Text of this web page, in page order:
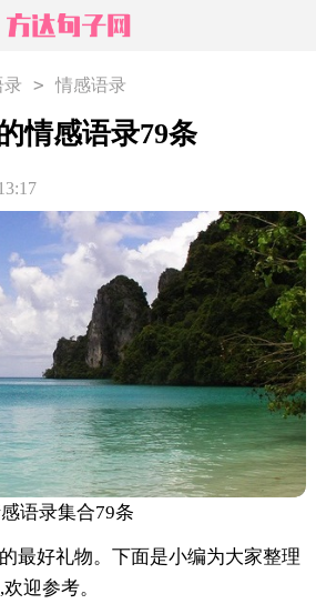
录 > 情感语录
情感语录79条
语录集合79条
最好礼物。下面是小编为大家整理
迎参考。